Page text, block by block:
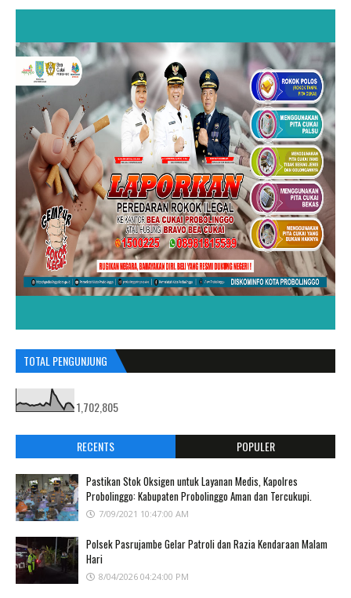
TOTAL PENGUNJUNG
1,702,805
RECENTS POPULER
Pastikan Stok Oksigen untuk Layanan Medis, Kapolres
Probolinggo: Kabupaten Probolinggo Aman dan Tercukupi.
7/09/2021 10:47:00 AM
Polsek Pasrujambe Gelar Patroli dan Razia Kendaraan Malam
Hari
8/04/2026 04:24:00 PM